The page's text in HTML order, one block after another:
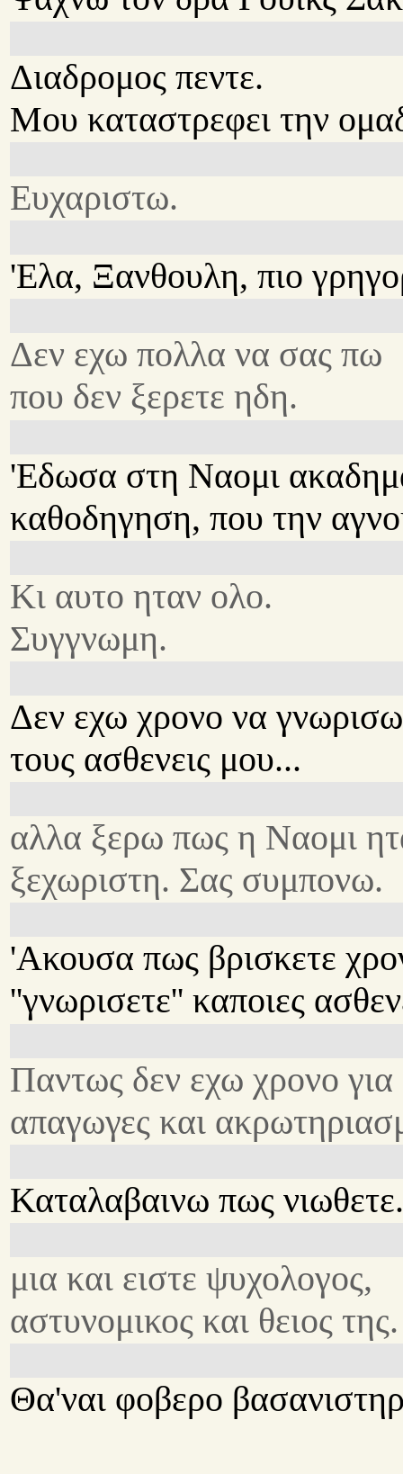
Διαδρομος πεντε.
Μου καταστρεφει την
Ευχαριστω.
'Ελα, Ξανθουλη, πιο
Δεν εχω πολλα να σας πω
που δεν ξερετε ηδη.
'Εδωσα στη Ναομι
καθοδηγηση, που την
Κι αυτο ηταν ολο.
Συγγνωμη.
Δεν εχω χρονο να γνωρισω
τους ασθενεις μου...
αλλα ξερω πως η Ναομι
ξεχωριστη. Σας συμπονω.
'Ακουσα πως βρισκετε
''γνωρισετε'' καποιες
Παντως δεν εχω χρονο για
απαγωγες και
Καταλαβαινω πως
μια και ειστε ψυχολογος,
αστυνομικος και θειος της.
Θα'ναι φοβερο